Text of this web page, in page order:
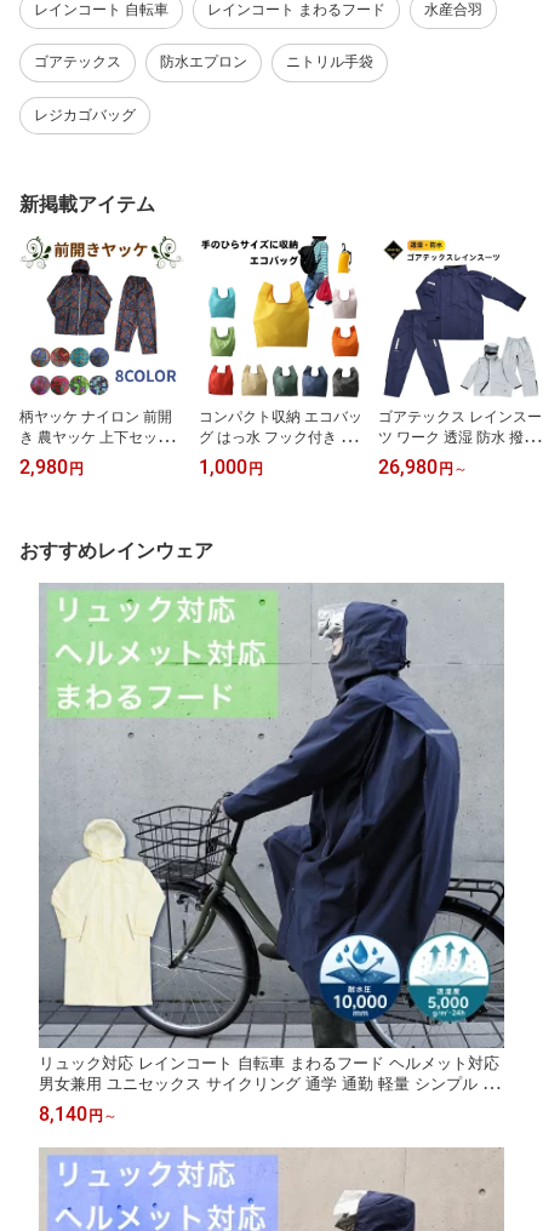
レインコート 自転車 レインコート まわるフード 水産合羽
ゴアテックス 防水エプロン ニトリル手袋
レジカゴバッグ
新掲載アイテム
柄ヤッケ ナイロン 前開
き 農ヤッケ 上下セット
おしゃれ メンズ レディ
ース 撥水加工 男女兼用
ヤッケ 農作業 畑 丸岩産
業 かっぱ日和
2,980 円
コンパクト収納 エコバッ
グ はっ水 フック付き 軽
量 軽い シンプル コンビ
ニバッグ コンパクトバッ
1,000 円
ゴアテックス レインスー
ツ ワーク 透湿 防水 撥水
防風 大雨 合羽 ゲリラ豪
雨 台風 災害対策 男女兼
26,980 円 ～
おすすめレインウェア
リュック対応 レインコート 自転車 まわるフード ヘルメット対応
男女兼用 ユニセックス サイクリング 通学 通勤 軽量 シンプル お
しゃれ 防水 中学生 高校生 学校指定 スクール リュック バッグ 3
WAY かばん 回転フード 訪問介護 ヘルパーステーション
8,140 円 ～